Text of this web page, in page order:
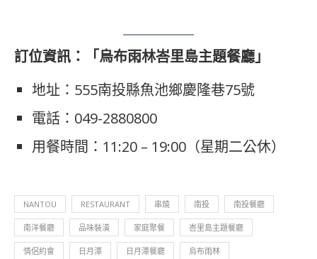
訂位資訊：「烏布雨林峇里島主題餐廳」
地址：555南投縣魚池鄉慶隆巷75號
電話：049-2880800
用餐時間：11:20 – 19:00（星期二公休）
NANTOU RESTAURANT 串燒 南投 南投餐廳
南洋餐廳 品味裝潢 家庭聚餐 峇里島主題餐廳
情侶約會 日月潭 日月潭餐廳 烏布雨林